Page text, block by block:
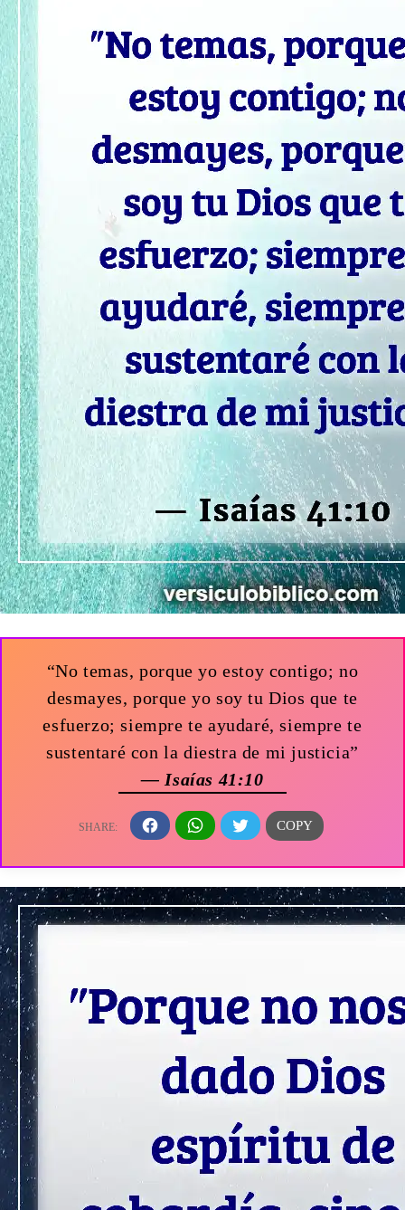
“No temas, porque yo estoy contigo; no
desmayes, porque yo soy tu Dios que te
esfuerzo; siempre te ayudaré, siempre te
sustentaré con la diestra de mi justicia”
— Isaías 41:10